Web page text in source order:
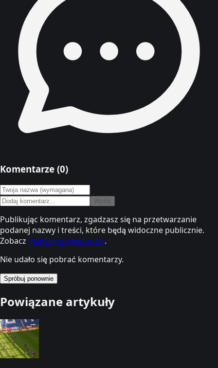
Komentarze (0)
Wyślij
Publikując komentarz, zgadzasz się na przetwarzanie
podanej nazwy i treści, które będą widoczne publicznie.
Zobacz Politykę prywatności.
Nie udało się pobrać komentarzy.
Spróbuj ponownie
Powiązane artykuły